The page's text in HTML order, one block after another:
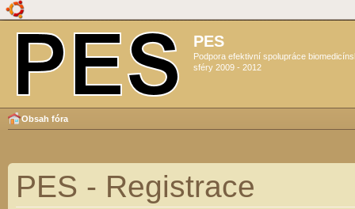
PES
Podpora efektivní spolupráce
sféry 2009 - 2012
Obsah fóra
PES - Registrace